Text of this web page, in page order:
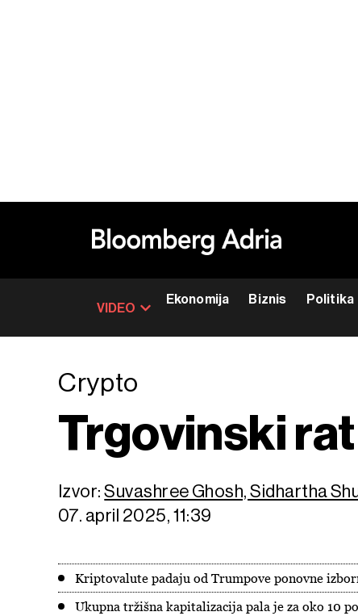
VIDEO
Ekonomija Biznis Politika
Crypto
Trgovinski
Izvor:Suvashree Ghosh, Sidhartha
07. april 2025, 11:39
Kriptovalute padaju od Trumpove ponovne
Ukupna tržišna kapitalizacija pala je za oko 10